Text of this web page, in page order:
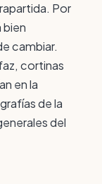
Por
bien
cambiar.
cortinas
en la
de la
del